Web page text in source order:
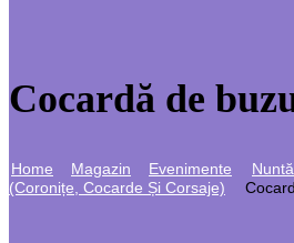
Cocardă de
Home Magazin Evenimente Nuntă
(coronițe, Cocarde Și Corsaje)